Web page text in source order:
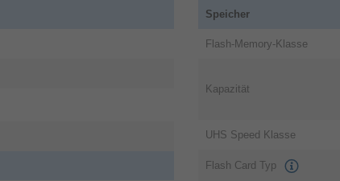
Speicher
Flash-Memory-Klasse
Kapazität
UHS Speed Klasse
Flash Card Typ